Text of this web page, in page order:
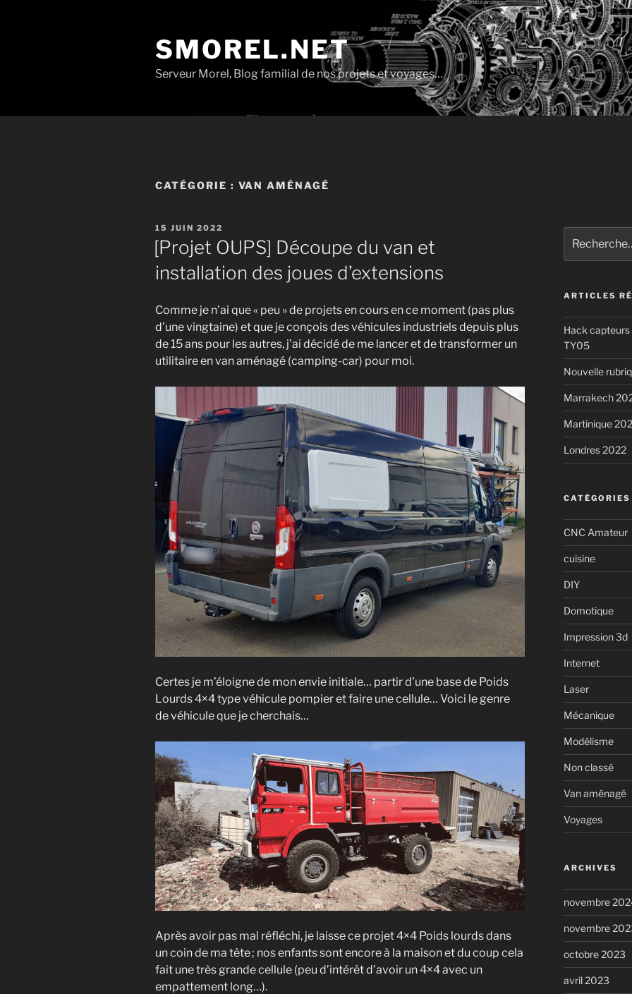
SMOREL.NET
Serveur Morel, Blog familial de nos projets et voyages…
CATÉGORIE : VAN AMÉNAGÉ
PUBLIÉ
LE
15 JUIN 2022
[Projet OUPS] Découpe du van et
installation des joues d’extensions
Comme je n’ai que « peu » de projets en cours en ce moment (pas plus
d’une vingtaine) et que je conçois des véhicules industriels depuis plus
de 15 ans pour les autres, j’ai décidé de me lancer et de transformer un
utilitaire en van aménagé (camping-car) pour moi.
Certes je m’éloigne de mon envie initiale… partir d’une base de Poids
Lourds 4×4 type véhicule pompier et faire une cellule… Voici le genre
de véhicule que je cherchais…
Après avoir pas mal réfléchi, je laisse ce projet 4×4 Poids lourds dans
un coin de ma tête ; nos enfants sont encore à la maison et du coup cela
fait une très grande cellule (peu d’intérêt d’avoir un 4×4 avec un
empattement long…).
pour
:
ARTICLES
Hack
TY05
Nouvelle
Marrakech
Martinique
Londres 2022
CATÉGORIES
CNC Amateur
cuisine
DIY
Domotique
Impression 3d
Internet
Laser
Mécanique
Modélisme
Non classé
Van aménagé
Voyages
ARCHIVES
novembre
novembre
octobre 2023
avril 2023